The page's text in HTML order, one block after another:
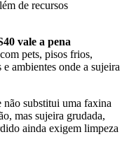
de recursos
vale a pena
pets, pisos frios,
ambientes onde a sujeira
não substitui uma faxina
mas sujeira grudada,
ainda exigem limpeza